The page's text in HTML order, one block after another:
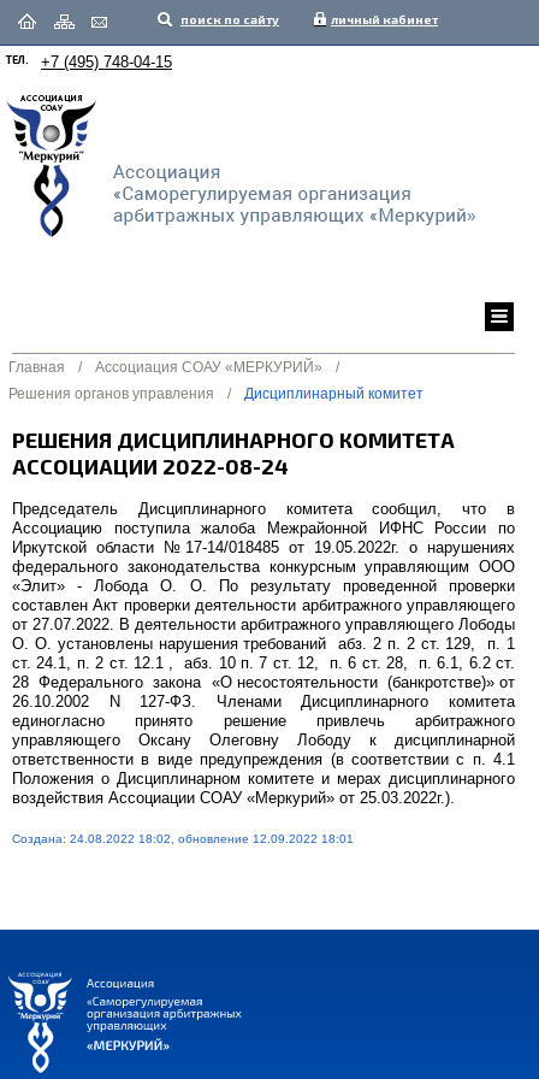
поиск по сайту личный кабинет
ТЕЛ. +7 (495) 748-04-15
Главная / Ассоциация СОАУ «МЕРКУРИЙ»
/
Решения органов управления
/ Дисциплинарный комитет
РЕШЕНИЯ ДИСЦИПЛИНАРНОГО КОМИТЕТА
АССОЦИАЦИИ 2022-08-24
Председатель Дисциплинарного комитета сообщил, что в
Ассоциацию поступила жалоба Межрайонной ИФНС России по
Иркутской области №17-14/018485 от 19.05.2022г. о нарушениях
федерального законодательства конкурсным управляющим ООО
«Элит» - Лобода О. О. По результату проведенной проверки
составлен Акт проверки деятельности арбитражного управляющего
от 27.07.2022. В деятельности арбитражного управляющего Лободы
О. О. установлены нарушения требований абз. 2 п. 2 ст. 129, п. 1
ст. 24.1, п. 2 ст. 12.1 , абз. 10 п. 7 ст. 12, п. 6 ст. 28, п. 6.1, 6.2 ст.
28 Федерального закона «О несостоятельности (банкротстве)» от
26.10.2002 N 127-ФЗ. Членами Дисциплинарного комитета
единогласно принято решение привлечь арбитражного
управляющего Оксану Олеговну Лободу к дисциплинарной
ответственности в виде предупреждения (в соответствии с п. 4.1
Положения о Дисциплинарном комитете и мерах дисциплинарного
воздействия Ассоциации СОАУ «Меркурий» от 25.03.2022г.).
Создана: 24.08.2022 18:02, обновление 12.09.2022 18:01